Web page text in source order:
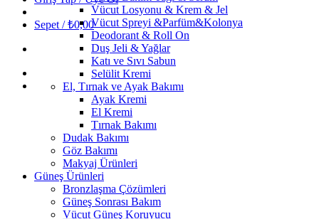
Sepet /₺0,00
Vücut Losyonu & Krem & Jel
Vücut Spreyi &Parfüm&Kolonya
Deodorant & Roll On
Duş Jeli & Yağlar
Katı ve Sıvı Sabun
Selülit Kremi
El, Tırnak ve Ayak Bakımı
Ayak Kremi
El Kremi
Tırnak Bakımı
Dudak Bakımı
Göz Bakımı
Makyaj Ürünleri
Güneş Ürünleri
Bronzlaşma Çözümleri
Güneş Sonrası Bakım
Vücut Güneş Koruyucu